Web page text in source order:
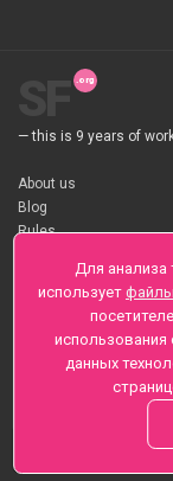
— this is 9 years of
About us
Blog
Rules
About flower Delivery
Payment
Telegramm
Sankt-Peterburg,
+7 (812) 425-01-16
Questions? Call 24
Для анализа
использует
использования
данных